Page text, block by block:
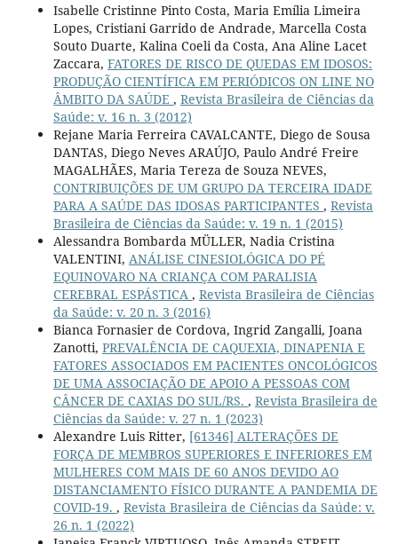
Isabelle Cristinne Pinto Costa, Maria Emília Limeira
Lopes, Cristiani Garrido de Andrade, Marcella Costa
Souto Duarte, Kalina Coeli da Costa, Ana Aline Lacet
Zaccara, FATORES DE RISCO DE QUEDAS EM IDOSOS:
PRODUÇÃO CIENTÍFICA EM PERIÓDICOS ON LINE NO
ÂMBITO DA SAÚDE , Revista Brasileira de Ciências da
Saúde: v. 16 n. 3 (2012)
Rejane Maria Ferreira CAVALCANTE, Diego de Sousa
DANTAS, Diego Neves ARAÚJO, Paulo André Freire
MAGALHÃES, Maria Tereza de Souza NEVES,
CONTRIBUIÇÕES DE UM GRUPO DA TERCEIRA IDADE
PARA A SAÚDE DAS IDOSAS PARTICIPANTES , Revista
Brasileira de Ciências da Saúde: v. 19 n. 1 (2015)
Alessandra Bombarda MÜLLER, Nadia Cristina
VALENTINI, ANÁLISE CINESIOLÓGICA DO PÉ
EQUINOVARO NA CRIANÇA COM PARALISIA
CEREBRAL ESPÁSTICA , Revista Brasileira de Ciências
da Saúde: v. 20 n. 3 (2016)
Bianca Fornasier de Cordova, Ingrid Zangalli, Joana
Zanotti, PREVALÊNCIA DE CAQUEXIA, DINAPENIA E
FATORES ASSOCIADOS EM PACIENTES ONCOLÓGICOS
DE UMA ASSOCIAÇÃO DE APOIO A PESSOAS COM
CÂNCER DE CAXIAS DO SUL/RS. , Revista Brasileira de
Ciências da Saúde: v. 27 n. 1 (2023)
Alexandre Luis Ritter, [61346] ALTERAÇÕES DE
FORÇA DE MEMBROS SUPERIORES E INFERIORES EM
MULHERES COM MAIS DE 60 ANOS DEVIDO AO
DISTANCIAMENTO FÍSICO DURANTE A PANDEMIA DE
COVID-19. , Revista Brasileira de Ciências da Saúde: v.
26 n. 1 (2022)